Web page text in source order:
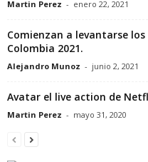
Martin Perez - enero 22, 2021
Comienzan a levantarse
Colombia 2021.
Alejandro Munoz - junio 2, 2021
Avatar el live action de
Martin Perez - mayo 31, 2020